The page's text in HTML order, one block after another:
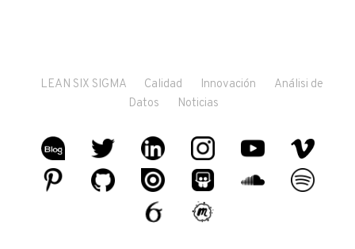
LEAN SIX SIGMA Calidad Innovación
Análisi de
Datos
Noticias